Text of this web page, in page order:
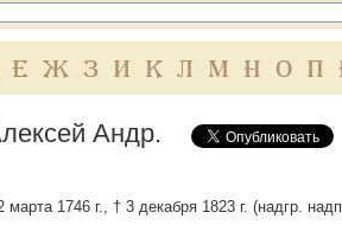
Е Ж З И К Л М Н О П
Андр.
марта 1746 г., † 3 декабря 1823 г. (надгр.